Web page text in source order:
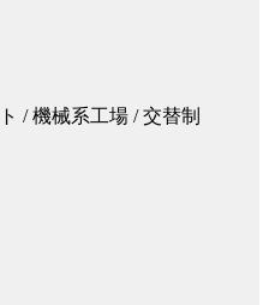
/ 機械系工場 / 交替制